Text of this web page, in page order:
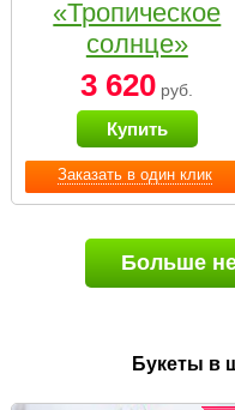
Заказать в один клик
«Тропическое
солнце»
3 620 руб.
Купить
Больше
Букеты в